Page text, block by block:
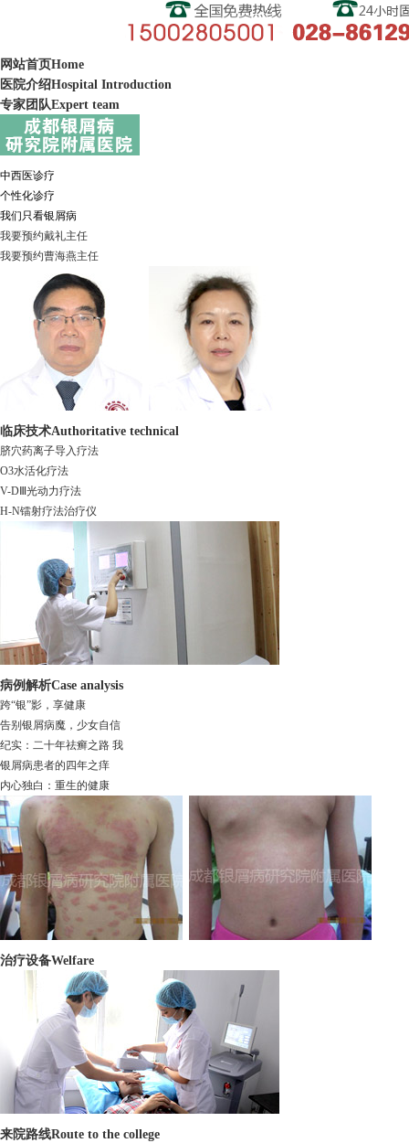
网站首页Home
医院介绍Hospital Introduction
专家团队Expert team
中西医诊疗
个性化诊疗
我们只看银屑病
我要预约戴礼主任
我要预约曹海燕主任
临床技术Authoritative technical
脐穴药离子导入疗法
O3水活化疗法
V-DⅢ光动力疗法
H-N镭射疗法治疗仪
病例解析Case analysis
跨“银”影，享健康
告别银屑病魔，少女自信
纪实：二十年祛癣之路 我
银屑病患者的四年之痒
内心独白：重生的健康
治疗设备Welfare
来院路线Route to the college